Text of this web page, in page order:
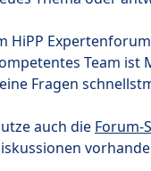
HiPP
Team ist
Fragen
auch die Forum-